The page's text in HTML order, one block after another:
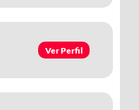
Ver Perfil